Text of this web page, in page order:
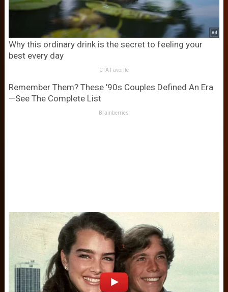
Why this ordinary drink is the secret to feeling your
best every day
CTA Favorite
Remember Them? These '90s Couples Defined An Era
—See The Complete List
Brainberries